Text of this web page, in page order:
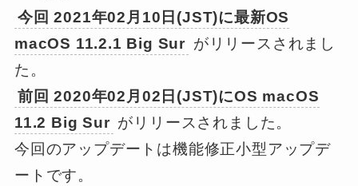
今回 2021年02月10日(JST)に最新OS
macOS 11.2.1 Big Sur がリリースされまし
た。
前回 2020年02月02日(JST)にOS macOS
11.2 Big Sur がリリースされました。
今回のアップデートは機能修正小型アップデ
ートです。